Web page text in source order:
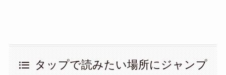
タップで読みたい場所にジャンプ